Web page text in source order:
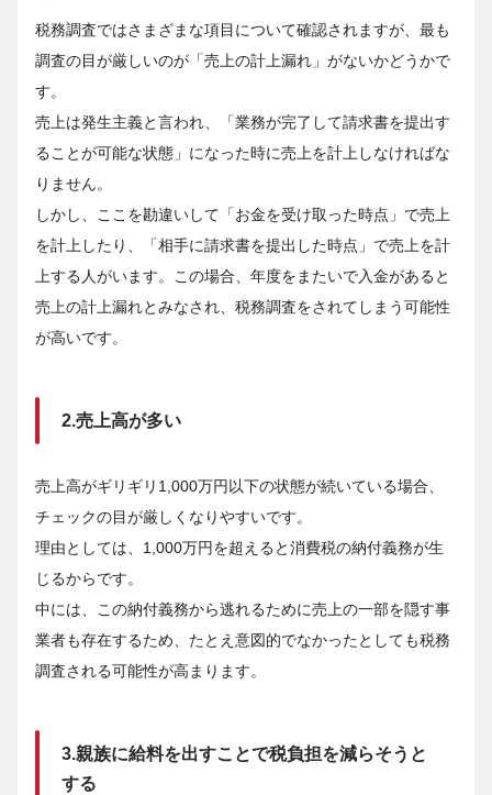
税務調査ではさまざまな項目について確認されますが、最も
調査の目が厳しいのが「売上の計上漏れ」がないかどうかで
す。
売上は発生主義と言われ、「業務が完了して請求書を提出す
ることが可能な状態」になった時に売上を計上しなければな
りません。
しかし、ここを勘違いして「お金を受け取った時点」で売上
を計上したり、「相手に請求書を提出した時点」で売上を計
上する人がいます。この場合、年度をまたいで入金があると
売上の計上漏れとみなされ、税務調査をされてしまう可能性
が高いです。
2.売上高が多い
売上高がギリギリ1,000万円以下の状態が続いている場合、
チェックの目が厳しくなりやすいです。
理由としては、1,000万円を超えると消費税の納付義務が生
じるからです。
中には、この納付義務から逃れるために売上の一部を隠す事
業者も存在するため、たとえ意図的でなかったとしても税務
調査される可能性が高まります。
3.親族に給料を出すことで税負担を減らそうと
する